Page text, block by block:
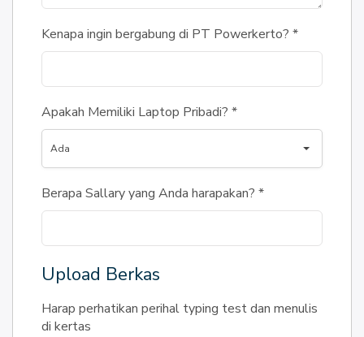
Kenapa ingin bergabung di PT Powerkerto? *
Apakah Memiliki Laptop Pribadi? *
Ada
Berapa Sallary yang Anda harapakan? *
Upload Berkas
Harap perhatikan perihal typing test dan menulis
di kertas